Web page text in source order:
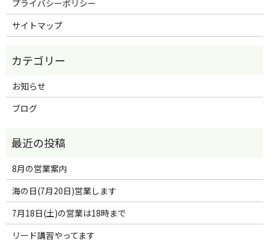
プライバシーポリシー
サイトマップ
お知らせ
ブログ
8月の営業案内
海の日(7月20日)営業します
7月18日(土)の営業は18時まで
リード講習やってます